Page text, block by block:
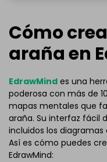
Cómo
araña en
EdrawMind es una
poderosa con más de
mapas mentales que
araña. Su interfaz fácil
incluidos los
Así es cómo puedes
EdrawMind: